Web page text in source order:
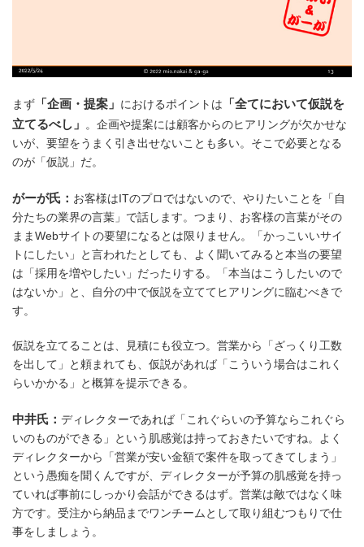
まず 「企画・提案」 におけるポイントは 「全てにおいて仮説を
立てるべし」
。企画や提案には顧客からのヒアリングが欠かせな
いが、要望をうまく引き出せないことも多い。そこで必要となる
のが「仮説」だ。
がーが氏： お客様はITのプロではないので、やりたいことを「自
分たちの業界の言葉」で話します。つまり、お客様の言葉がその
ままWebサイトの要望になるとは限りません。「かっこいいサイ
トにしたい」と言われたとしても、よく聞いてみると本当の要望
は「採用を増やしたい」だったりする。「本当はこうしたいので
はないか」と、自分の中で仮説を立ててヒアリングに臨むべきで
す。
仮説を立てることは、見積にも役立つ。営業から「ざっくり工数
を出して」と頼まれても、仮説があれば「こういう場合はこれく
らいかかる」と概算を提示できる。
中井氏： ディレクターであれば「これぐらいの予算ならこれぐら
いのものができる」という肌感覚は持っておきたいですね。よく
ディレクターから「営業が安い金額で案件を取ってきてしまう」
という愚痴を聞くんですが、ディレクターが予算の肌感覚を持っ
ていれば事前にしっかり会話ができるはず。営業は敵ではなく味
方です。受注から納品までワンチームとして取り組むつもりで仕
事をしましょう。